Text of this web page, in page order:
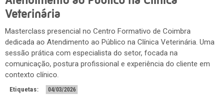
Veterinária
Masterclass presencial no Centro Formativo de Coimbra
dedicada ao Atendimento ao Público na Clínica Veterinária. Uma
sessão prática com especialista do setor, focada na
comunicação, postura profissional e experiência do cliente em
contexto clínico.
Etiquetas: 04/03/2026